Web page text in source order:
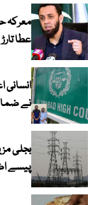
معرکہ
عطا تارڑ
انسانی
نے
پیسے